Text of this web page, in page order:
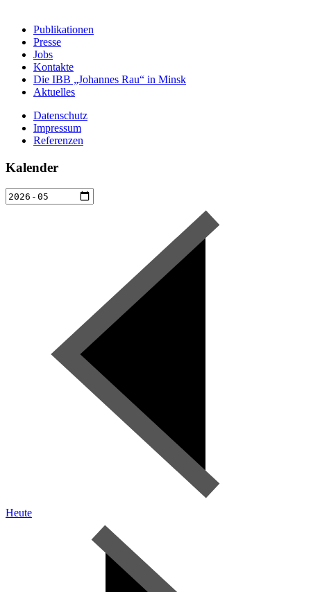
Publikationen
Presse
Jobs
Kontakte
Die IBB „Johannes Rau“ in Minsk
Aktuelles
Datenschutz
Impressum
Referenzen
Kalender
Heute